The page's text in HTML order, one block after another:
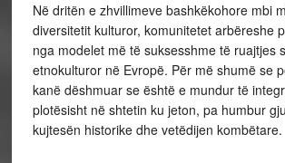
Në dritën e zhvillimeve bashkëkohore mbi
diversitetit kulturor, komunitetet arbëreshe
nga modelet më të suksesshme të ruajtjes
etnokulturor në Evropë. Për më shumë se
kanë dëshmuar se është e mundur të
plotësisht në shtetin ku jeton, pa humbur
kujtesën historike dhe vetëdijen kombëtare.